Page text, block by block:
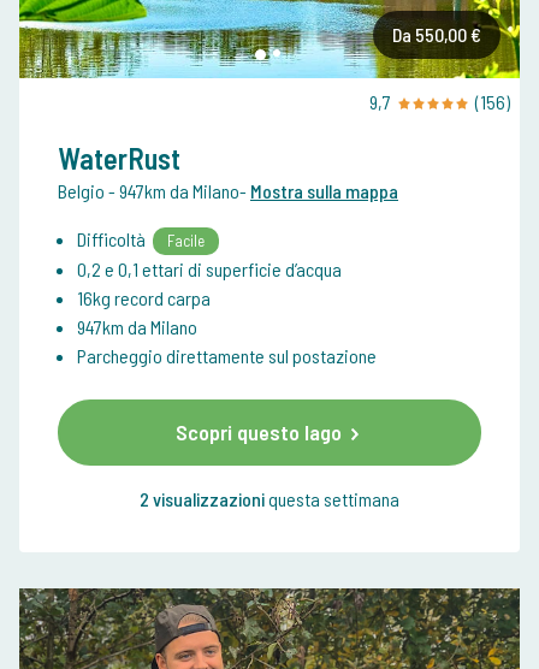
Da 550,00 €
9,7 (156)
WaterRust
Belgio - 947km da Milano- Mostra sulla mappa
Difficoltà Facile
0,2 e 0,1 ettari di superficie d’acqua
16kg record carpa
947km da Milano
Parcheggio direttamente sul postazione
Scopri questo lago
2 visualizzazioniquesta settimana